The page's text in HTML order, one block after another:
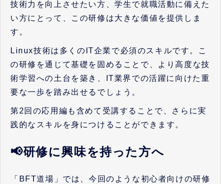
技術力を向上させたい方、学生で就職活動に備えた
い方にとって、この研修は大きな価値を提供しま
す。
Linux技術は多くのIT企業で必須のスキルです。こ
の研修を通じて基礎を固めることで、より高度な技
術学習への土台を築き、IT業界での活躍に向けた重
要な一歩を踏み出せるでしょう。
第2回の応用編も含めて受講することで、さらに実
践的なスキルを身につけることができます。
📢研修に興味を持った方へ
「BFT道場」では、今回のような初心者向けの研修